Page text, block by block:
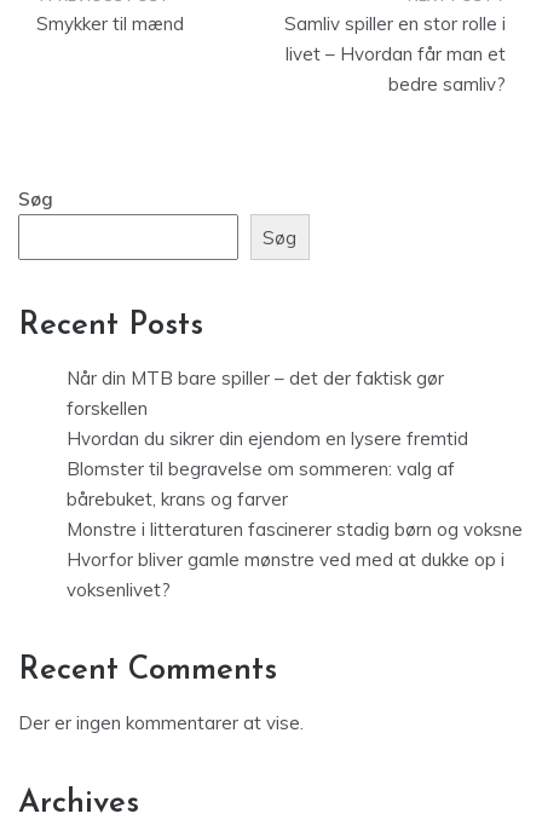
Smykker til mænd
Samliv spiller en stor rolle i
livet – Hvordan får man et
bedre samliv?
Søg
Søg
Recent Posts
Når din MTB bare spiller – det der faktisk gør
forskellen
Hvordan du sikrer din ejendom en lysere fremtid
Blomster til begravelse om sommeren: valg af
bårebuket, krans og farver
Monstre i litteraturen fascinerer stadig børn og voksne
Hvorfor bliver gamle mønstre ved med at dukke op i
voksenlivet?
Recent Comments
Der er ingen kommentarer at vise.
Archives